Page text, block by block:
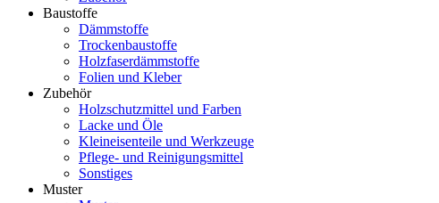
Baustoffe
Dämmstoffe
Trockenbaustoffe
Holzfaserdämmstoffe
Folien und Kleber
Zubehör
Holzschutzmittel und Farben
Lacke und Öle
Kleineisenteile und Werkzeuge
Pflege- und Reinigungsmittel
Sonstiges
Muster